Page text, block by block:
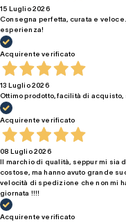
15 Luglio 2026
Consegna perfetta, curata e
esperienza!
Acquirente verificato
13 Luglio 2026
Ottimo prodotto, facilità di acquisto,
Acquirente verificato
08 Luglio 2026
Il marchio di qualità, seppur mi sia
costose, ma hanno avuto grande
velocità di spedizione che non mi
giornata !!!!
Acquirente verificato